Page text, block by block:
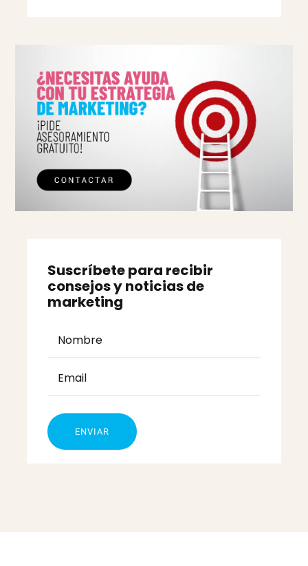
Suscríbete para recibir
consejos y noticias de
marketing